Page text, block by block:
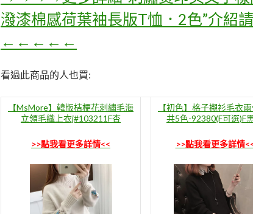
潑漆棉感荷葉袖長版T恤．2色”介紹
←←←←←
看過此商品的人也買:
【MsMore】韓版桔梗花刺繡毛海
立領毛織上衣j#103211F杏
>>點我看更多詳情<<
【初色】格子襯衫毛衣
共5色-92380(F可選)F
>>點我看更多詳情